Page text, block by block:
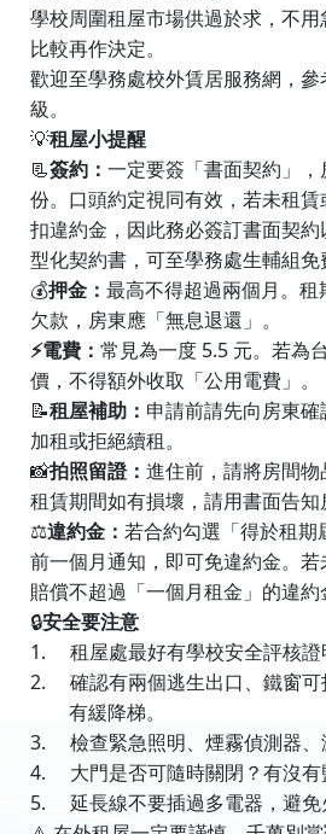
學校周圍租屋市場供過於求，不
比較再作決定。
歡迎至學務處校外賃居服務網，
級。
💡租屋小提醒
📃簽約： 一定要簽「書面契約」
份。口頭約定視同有效，若未租
扣違約金，因此務必簽訂書面契
型化契約書，可至學務處生輔組免
💰押金： 最高不得超過兩個月。租
欠款，房東應「無息退還」。
⚡電費： 常見為一度 5.5 元。若為
價，不得額外收取「公用電費」。
📝租屋補助： 申請前請先向房東
加租或拒絕續租。
📸拍照留證： 進住前，請將房間物
租賃期間如有損壞，請用書面告知
⚖違約金： 若合約勾選「得於租期
前一個月通知，即可免違約金。
賠償不超過「一個月租金」的違約
🔒安全要注意
1. 租屋處最好有學校安全評核證
2.
確認有兩個逃生出口、鐵窗
有緩降梯。
3. 檢查緊急照明、煙霧偵測器、
4. 大門是否可隨時關閉？有沒有
5.
延長線不要插過多電器，避免